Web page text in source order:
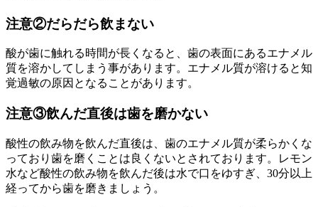
注意②だらだら飲まない
酸が歯に触れる時間が長くなると、歯の表面にあるエナメル
質を溶かしてしまう事があります。エナメル質が溶けると知
覚過敏の原因となることがあります。
注意③飲んだ直後は歯を磨かない
酸性の飲み物を飲んだ直後は、歯のエナメル質が柔らかくな
っており歯を磨くことは良くないとされております。レモン
水など酸性の飲み物を飲んだ後は水で口をゆすぎ、30分以上
経ってから歯を磨きましょう。